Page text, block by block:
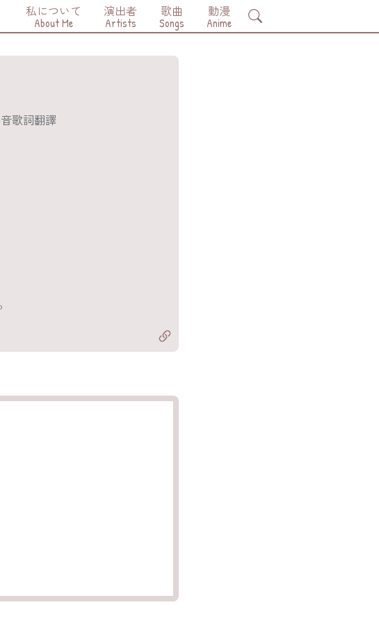
私について
About Me
演出者
Artists
歌曲
Songs
動漫
Anime
Search
ED 中日羅馬拼音歌詞翻譯